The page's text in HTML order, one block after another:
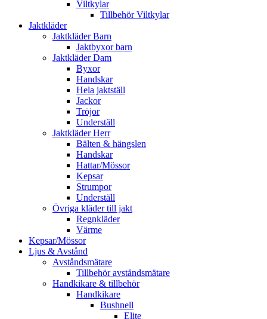
Viltkylar
Tillbehör Viltkylar
Jaktkläder
Jaktkläder Barn
Jaktbyxor barn
Jaktkläder Dam
Byxor
Handskar
Hela jaktställ
Jackor
Tröjor
Underställ
Jaktkläder Herr
Bälten & hängslen
Handskar
Hattar/Mössor
Kepsar
Strumpor
Underställ
Övriga kläder till jakt
Regnkläder
Värme
Kepsar/Mössor
Ljus & Avstånd
Avståndsmätare
Tillbehör avståndsmätare
Handkikare & tillbehör
Handkikare
Bushnell
Elite